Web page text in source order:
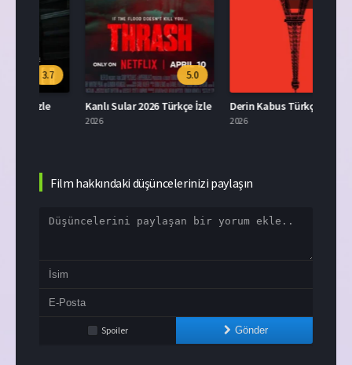
5.0
Kanlı Sular 2026 Türkçe İzle
5.5
Derin Kabus Türkçe Dublaj İzle
Film hakkındaki düşüncelerinizi paylaşın
Spoiler Gönder